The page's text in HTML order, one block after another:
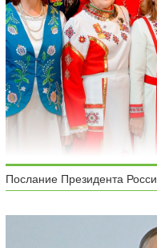
Послание Президента